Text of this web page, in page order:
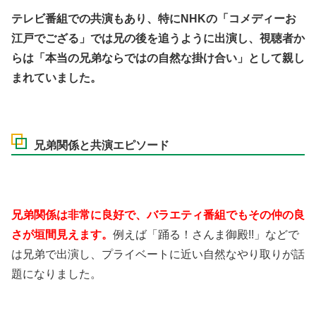
テレビ番組での共演もあり、特にNHKの「コメディーお
江戸でござる」では兄の後を追うように出演し、視聴者か
らは「本当の兄弟ならではの自然な掛け合い」として親し
まれていました。
兄弟関係と共演エピソード
兄弟関係は非常に良好で、バラエティ番組でもその仲の良
さが垣間見えます。 例えば「踊る！さんま御殿!!」などで
は兄弟で出演し、プライベートに近い自然なやり取りが話
題になりました。